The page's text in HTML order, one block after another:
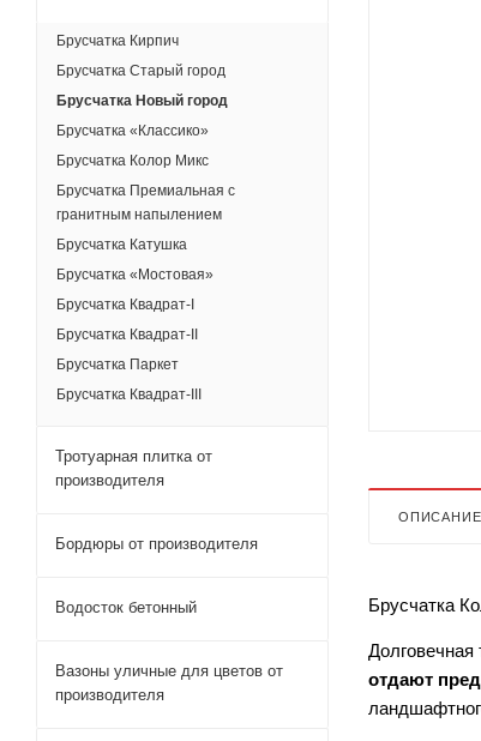
ОПИСАНИЕ
Брусчатка
отдают
Брусчатка Кирпич
Брусчатка Старый город
Брусчатка Новый город
Брусчатка «Классико»
Брусчатка Колор Микс
Брусчатка Премиальная с
гранитным напылением
Брусчатка Катушка
Брусчатка «Мостовая»
Брусчатка Квадрат-I
Брусчатка Квадрат-II
Брусчатка Паркет
Брусчатка Квадрат-III
Тротуарная плитка от
производителя
Бордюры от производителя
Водосток бетонный
Вазоны уличные для цветов от
производителя